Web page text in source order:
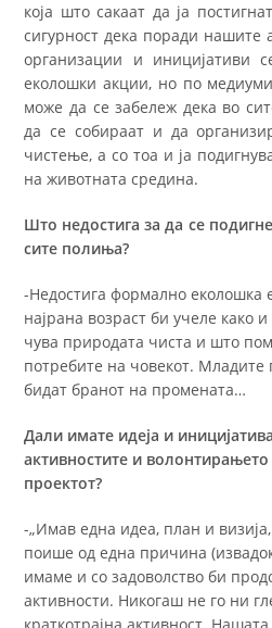
која што сакаат да ја
сигурност дека поради нашите
организации и иницијативи
еколошки акции, но по
може да се забележ дека во
да се собираат и да
чистење, а со тоа и ја
на животната средина.
Што недостига за да се
сите полиња?
-Недостига формално еколошка
најрана возраст би учеле како
чува природата чиста и што
потребите на човекот.
бидат бранот на промената…
Дали имате идеја и
активностите и
проектот?
-„Имав една идеа, план и
поише од една причина
имаме и со задоволство би
активности. Никогаш не го ни